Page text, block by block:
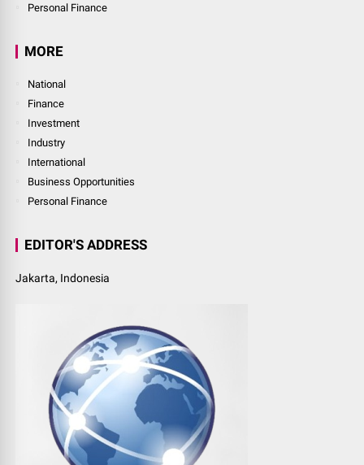
Personal Finance
MORE
National
Finance
Investment
Industry
International
Business Opportunities
Personal Finance
EDITOR'S ADDRESS
Jakarta, Indonesia